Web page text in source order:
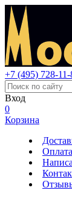
+7 (495) 728-11-
Вход
0
Корзина
Оплата